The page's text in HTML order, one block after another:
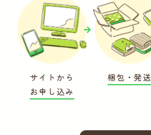
サイトから
お申し込み
梱包・発送